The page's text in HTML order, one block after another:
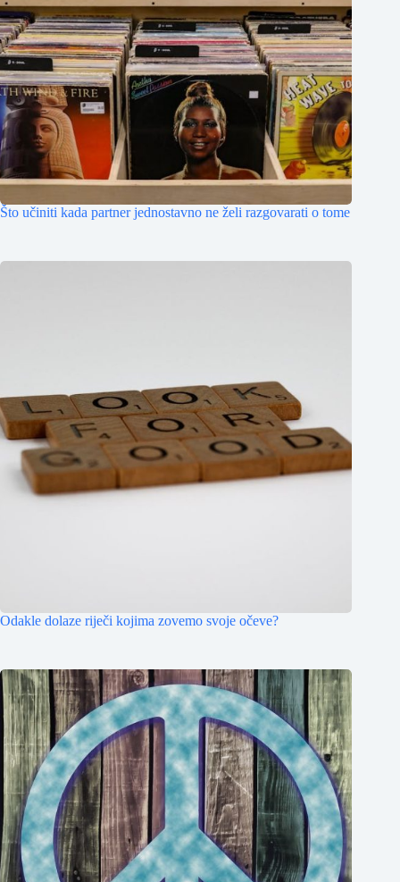
Što učiniti kada partner jednostavno ne želi razgovarati o tome
Odakle dolaze riječi kojima zovemo svoje očeve?